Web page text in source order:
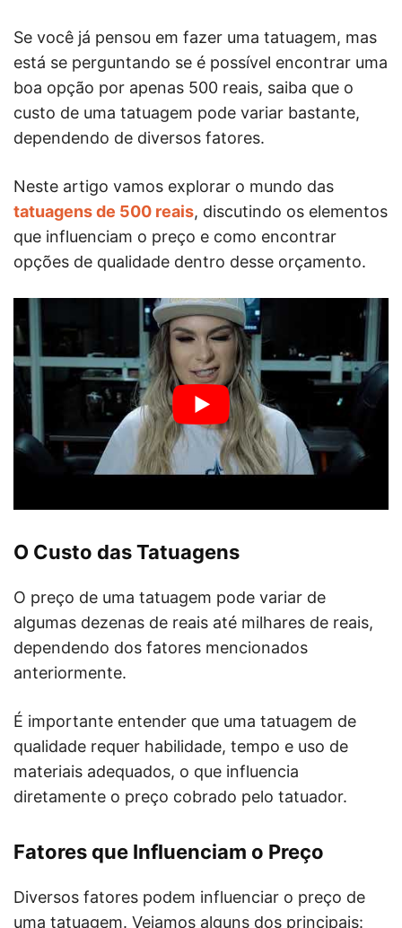
Se você já pensou em fazer uma tatuagem, mas
está se perguntando se é possível encontrar uma
boa opção por apenas 500 reais, saiba que o
custo de uma tatuagem pode variar bastante,
dependendo de diversos fatores.
Neste artigo vamos explorar o mundo das
tatuagens de 500 reais, discutindo os elementos
que influenciam o preço e como encontrar
opções de qualidade dentro desse orçamento.
O Custo das Tatuagens
O preço de uma tatuagem pode variar de
algumas dezenas de reais até milhares de reais,
dependendo dos fatores mencionados
anteriormente.
É importante entender que uma tatuagem de
qualidade requer habilidade, tempo e uso de
materiais adequados, o que influencia
diretamente o preço cobrado pelo tatuador.
Fatores que Influenciam o Preço
Diversos fatores podem influenciar o preço de
uma tatuagem. Vejamos alguns dos principais: